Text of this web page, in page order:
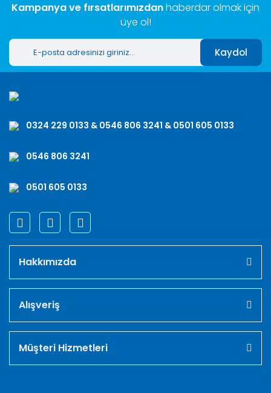
Kampanya ve fırsatlarımızdanhaberdar olmak için
üye ol!
Kaydol
0324 229 0133 & 0546 806 3241 & 0501 605 0133
0546 806 3241
0501 605 0133
Hakkımızda
Alışveriş
Müşteri Hizmetleri